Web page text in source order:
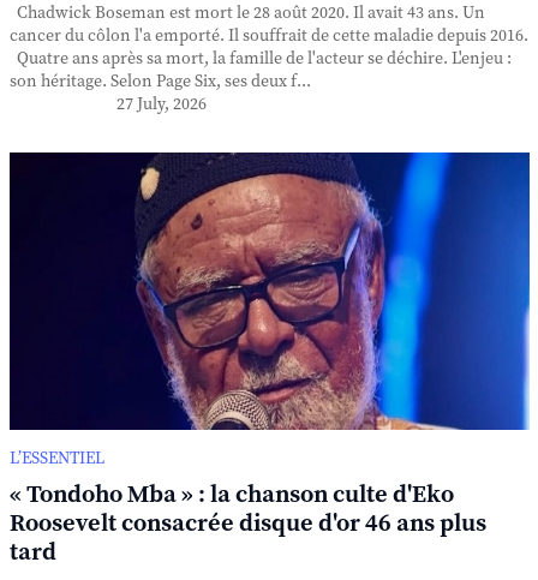
Chadwick Boseman est mort le 28 août 2020. Il avait 43 ans. Un
cancer du côlon l'a emporté. Il souffrait de cette maladie depuis 2016.
Quatre ans après sa mort, la famille de l'acteur se déchire. L'enjeu :
son héritage. Selon Page Six, ses deux f...
27 July, 2026
L’ESSENTIEL
« Tondoho Mba » : la chanson culte d'Eko
Roosevelt consacrée disque d'or 46 ans plus
tard